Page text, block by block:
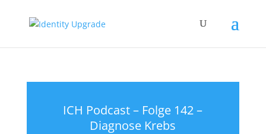
ICH Podcast – Folge 142 –
Diagnose Krebs